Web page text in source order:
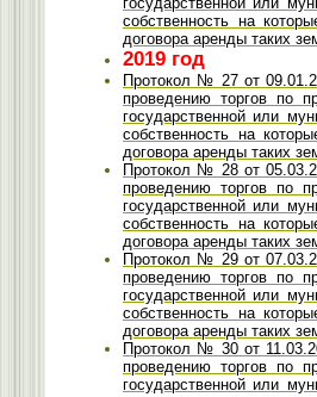
собственность на
договора аренды таких
2019 год
Протокол № 27 от
проведению торгов по
государственной или
собственность на
договора аренды таких
Протокол № 28 от
проведению торгов по
государственной или
собственность на
договора аренды таких
Протокол № 29 от
проведению торгов по
государственной или
собственность на
договора аренды таких
Протокол № 30 от
проведению торгов по
государственной или